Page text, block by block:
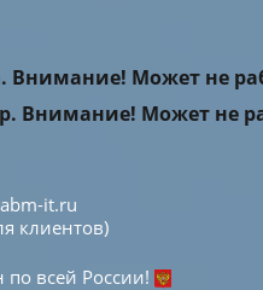
Внимание! Может не
Внимание! Может не
it.ru
клиентов)
по всей России!